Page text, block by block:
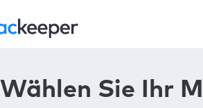
Wählen Sie Ihr